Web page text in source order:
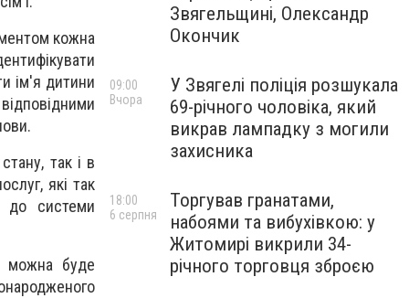
кожна
ім'я дитини
так і в
які так
до системи
можна буде
Звягельщині, Олександр
Окончик
У Звягелі поліція розшукала
69-річного чоловіка, який
викрав лампадку з могили
захисника
09:00
Вчора
Торгував гранатами,
набоями та вибухівкою: у
Житомирі викрили 34-
річного торговця зброєю
18:00
6 серпня